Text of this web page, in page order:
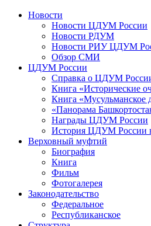
Новости
Новости ЦДУМ России
Новости РДУМ
Новости РИУ ЦДУМ
Обзор СМИ
ЦДУМ России
Справка о ЦДУМ
Книга «Исторические
Книга «Мусульманское
«Панорама
Награды ЦДУМ России
История ЦДУМ России
Верховный муфтий
Биография
Книга
Фильм
Фотогалерея
Законодательство
Федеральное
Республиканское